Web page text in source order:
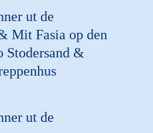
ut de
Mit Fasia op den
Stodersand &
ut de